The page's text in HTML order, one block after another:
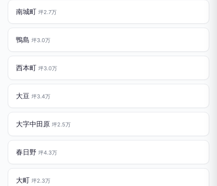
南城町 坪2.7万
鴨島 坪3.0万
西本町 坪3.0万
大豆 坪3.4万
大字中田原 坪2.5万
春日野 坪4.3万
大町 坪2.3万